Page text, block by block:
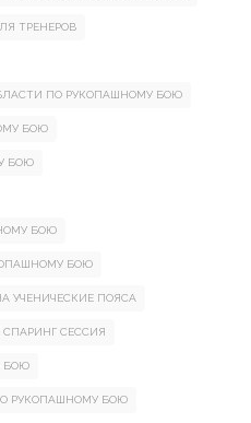
ТРЕНЕРОВ
ПО РУКОПАШНОМУ БОЮ
БОЮ
БОЮ
БОЮ
БОЮ
УЧЕНИЧЕСКИЕ ПОЯСА
СПАРИНГ СЕССИЯ
БОЮ
РУКОПАШНОМУ БОЮ